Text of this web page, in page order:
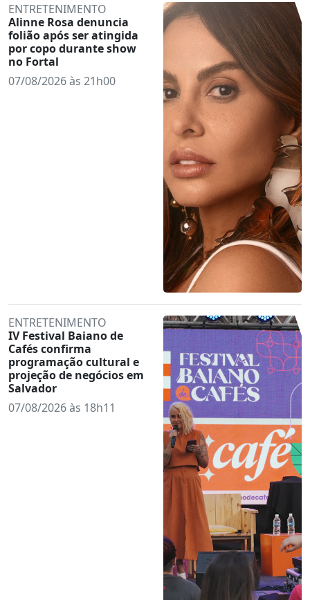
ENTRETENIMENTO
Alinne Rosa denuncia
folião após ser atingida
por copo durante show
no Fortal
07/08/2026 às 21h00
ENTRETENIMENTO
IV Festival Baiano de
Cafés confirma
programação cultural e
projeção de negócios em
Salvador
07/08/2026 às 18h11